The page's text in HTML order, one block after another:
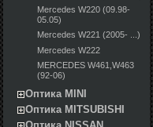
Mercedes W220 (09.98-
05.05)
Mercedes W221 (2005- ...)
Mercedes W222
MERCEDES W461,W463
(92-06)
Оптика MINI
Оптика MITSUBISHI